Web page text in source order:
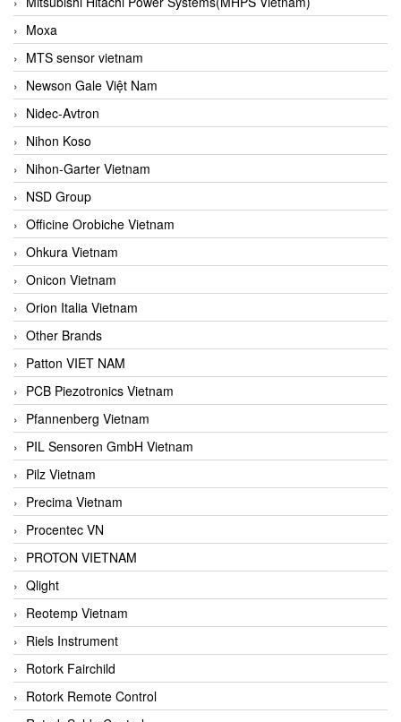
Moxa
MTS sensor vietnam
Newson Gale Việt Nam
Nidec-Avtron
Nihon Koso
Nihon-Garter Vietnam
NSD Group
Officine Orobiche Vietnam
Ohkura Vietnam
Onicon Vietnam
Orion Italia Vietnam
Other Brands
Patton VIET NAM
PCB Piezotronics Vietnam
Pfannenberg Vietnam
PIL Sensoren GmbH Vietnam
Pilz Vietnam
Precima Vietnam
Procentec VN
PROTON VIETNAM
Qlight
Reotemp Vietnam
Riels Instrument
Rotork Fairchild
Rotork Remote Control